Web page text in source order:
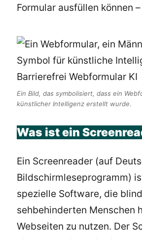
Formular ausfüllen können
Ein Bild, das symbolisiert, dass ein
künstlicher Intelligenz erstellt wurde.
Was ist ein
Ein Screenreader (auf
Bildschirmleseprogramm)
spezielle Software, die
sehbehinderten Menschen
Webseiten zu nutzen. Der